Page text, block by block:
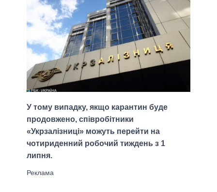
У тому випадку, якщо карантин буде
продовжено, співробітники
«Укрзалізниці» можуть перейти на
чотириденний робочий тиждень з 1
липня.